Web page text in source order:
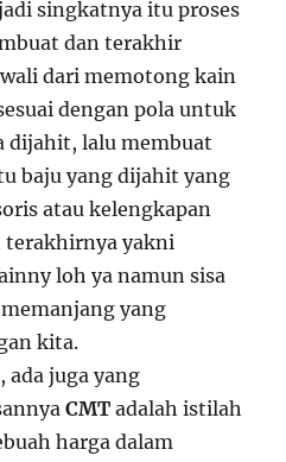
singkatnya itu proses
dan terakhir
dari memotong kain
dengan pola untuk
dijahit, lalu membuat
baju yang dijahit yang
atau kelengkapan
terakhirnya yakni
loh ya namun sisa
yang
kita.
juga yang
CMTadalah istilah
harga dalam